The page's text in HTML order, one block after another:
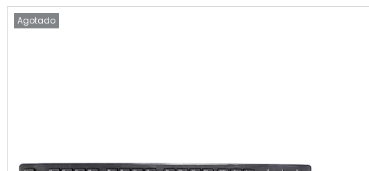
Agotado